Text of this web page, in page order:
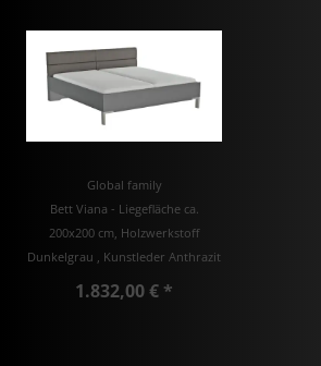
Global family
Bett Viana - Liegefläche ca.
200x200 cm, Holzwerkstoff
Dunkelgrau , Kunstleder Anthrazit
1.832,00 € *